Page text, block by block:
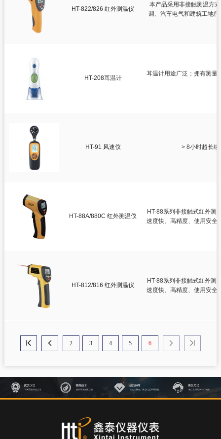
HT-822/826 红外测温仪
本产品采用非接触测温方
调、汽车电气和建筑工地
HT-208耳温计
耳温计用途广泛；拥有测量
HT-91 风速仪 > 8小时超长
HT-88A/880C 红外测温仪
HT-88系列非接触式红外测
速度快、高精度、使用安全
HT-812/816 红外测温仪
HT-88系列非接触式红外测
速度快、高精度、使用安全
  2 3 4 5 6  